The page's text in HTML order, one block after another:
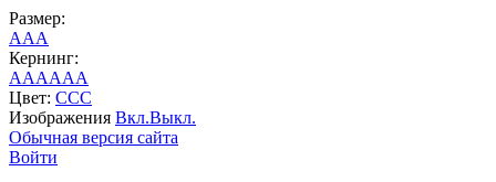
Размер:
AAA
Кернинг:
AAAAAA
Цвет: CCC
Изображения Вкл.Выкл.
Обычная версия сайта
Войти